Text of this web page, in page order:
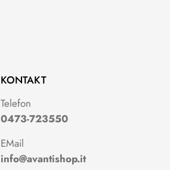
KONTAKT
Telefon
0473-723550
EMail
info@avantishop.it